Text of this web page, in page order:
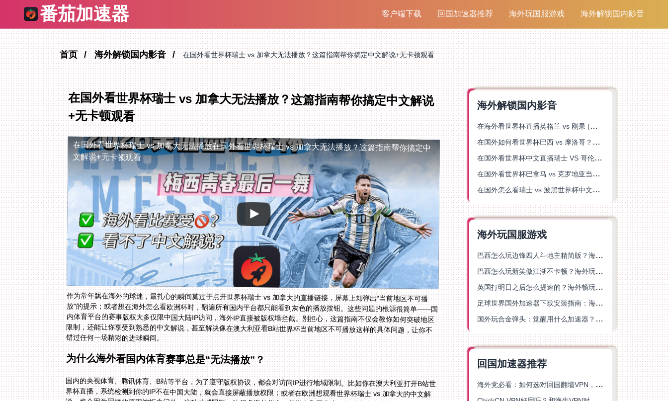
番茄加速器 客户端下载 回国加速器推荐 海外玩国服游戏 海外解锁国内影音
首页 海外解锁国内影音 在国外看世界杯瑞士 vs 加拿大无法播放？这篇指南帮你搞定中文解说+无卡顿观看
在国外看世界杯瑞士 vs 加拿大无法播放？这篇指南帮你搞定中文解说
+无卡顿观看
在国外看世界杯瑞士 vs 加拿大无法播放在国外看世界杯瑞士 vs 加拿大无法播放？这篇指南帮你搞定中
文解说+无卡顿观看
作为常年飘在海外的球迷，最扎心的瞬间莫过于点开世界杯瑞士 vs 加拿大的直播链接，屏幕上却弹出“当前地区不可播
放”的提示；或者想在海外怎么看欧洲杯时，翻遍所有国内平台都只能看到灰色的播放按钮。这些问题的根源很简单——国
内体育平台的赛事版权大多仅限中国大陆IP访问，海外IP直接被版权墙拦截。别担心，这篇指南不仅会教你如何突破地区
限制，还能让你享受到熟悉的中文解说，甚至解决像在澳大利亚看B站世界杯当前地区不可播放这样的具体问题，让你不
错过任何一场精彩的进球瞬间。
为什么海外看国内体育赛事总是“无法播放”？
国内的央视体育、腾讯体育、B站等平台，为了遵守版权协议，都会对访问IP进行地域限制。比如你在澳大利亚打开B站世
界杯直播，系统检测到你的IP不在中国大陆，就会直接屏蔽播放权限；或者在欧洲想观看世界杯瑞士 vs 加拿大的中文解
说，也会因为同样的原因被拒之门外。这种地域限制，让很多海外华人、留学生和工作者只能对着精彩赛事的集锦叹气，
海外解锁国内影音
在海外看世界杯直播英格兰 vs 刚果 (金)当前地区不可播放？这篇指南帮你突破所有限制
在国外如何看世界杯巴西 vs 摩洛哥？海外党专属体育观赛指南来了
在国外看世界杯中文直播瑞士 VS 哥伦比亚当前地区不可播放？这篇指南帮你搞定
在国外看世界杯巴拿马 vs 克罗地亚当前地区不可播放？这篇指南帮你轻松解决海外体育直播难题
在国外怎么看瑞士 vs 波黑世界杯中文解说？这篇指南帮你搞定所有地区限制问题
海外玩国服游戏
巴西怎么玩边锋四人斗地主精简版？海外游戏党的加速器终极选择
巴西怎么玩新笑傲江湖不卡顿？海外玩家国服游戏加速终极指南（附猫和老鼠一梦江湖实测）
英国打明日之后怎么提速的？海外畅玩国服游戏终极指南
足球世界国外加速器下载安装指南：海外党畅玩国服游戏的终极解决方案
国外玩合金弹头：觉醒用什么加速器？一份写给海外游子的畅玩指南
回国加速器推荐
海外党必看：如何选对回国翻墙VPN，无缝解锁国内资源？